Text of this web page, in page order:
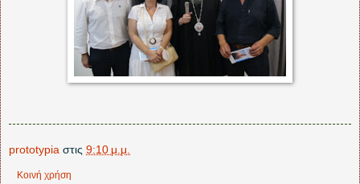
prototypia στις 9:10 μ.μ.
Κοινή χρήση